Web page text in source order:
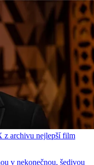
z archivu nejlepší film
v nekonečnou, šedivou